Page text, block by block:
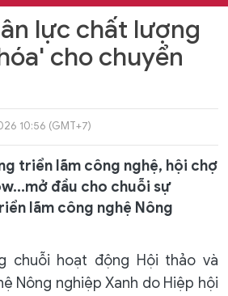
lực chất lượng
cho chuyển
10:56 (GMT+7)
triển lãm công nghệ, hội chợ
đầu cho chuỗi sự
lãm công nghệ Nông
chuỗi hoạt động Hội thảo và
Nông nghiệp Xanh do Hiệp hội